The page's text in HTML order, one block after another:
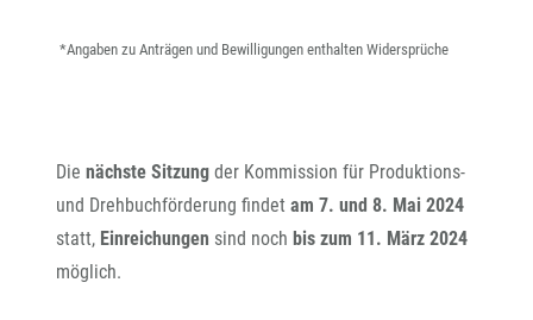
*Angaben zu Anträgen und Bewilligungen enthalten Widersprüche
Die nächste Sitzung der Kommission für Produktions-
und Drehbuchförderung findet am 7. und 8. Mai 2024
statt, Einreichungen sind noch bis zum 11. März 2024
möglich.